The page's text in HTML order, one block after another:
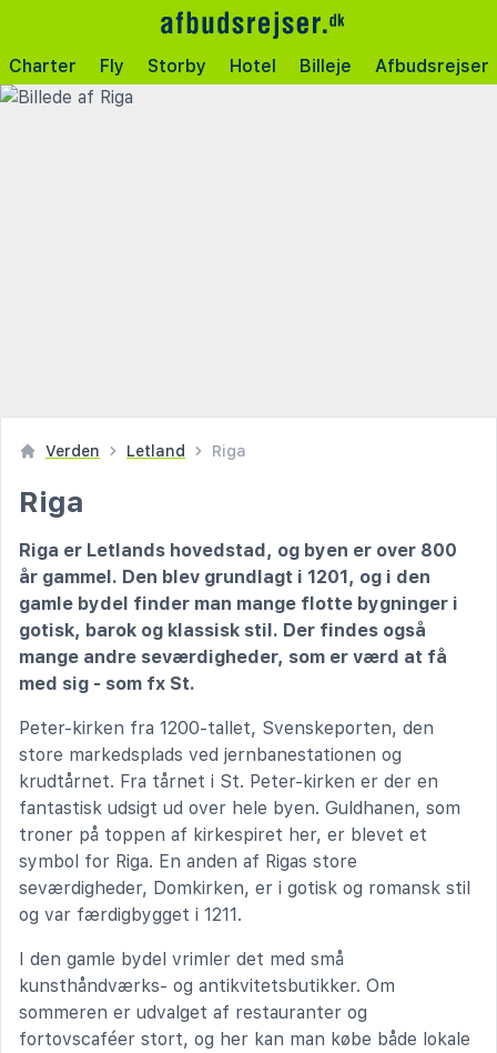
Charter Fly Storby Hotel Billeje Afbudsrejser
Verden Letland Riga
Riga
Riga er Letlands hovedstad, og byen er over 800
år gammel. Den blev grundlagt i 1201, og i den
gamle bydel finder man mange flotte bygninger i
gotisk, barok og klassisk stil. Der findes også
mange andre seværdigheder, som er værd at få
med sig - som fx St.
Peter-kirken fra 1200-tallet, Svenskeporten, den
store markedsplads ved jernbanestationen og
krudtårnet. Fra tårnet i St. Peter-kirken er der en
fantastisk udsigt ud over hele byen. Guldhanen, som
troner på toppen af kirkespiret her, er blevet et
symbol for Riga. En anden af Rigas store
seværdigheder, Domkirken, er i gotisk og romansk stil
og var færdigbygget i 1211.
I den gamle bydel vrimler det med små
kunsthåndværks- og antikvitetsbutikker. Om
sommeren er udvalget af restauranter og
fortovscaféer stort, og her kan man købe både lokale